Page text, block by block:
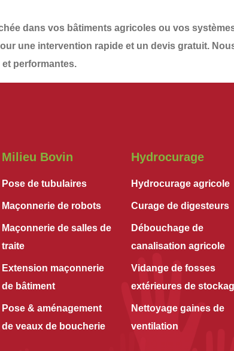
dans vos bâtiments agricoles ou vos
une intervention rapide et un devis gratuit.
performantes.
Milieu Bovin
Pose de tubulaires
Maçonnerie de robots
Maçonnerie de salles de
traite
Extension maçonnerie
de bâtiment
Pose & aménagement
de veaux de boucherie
Hydrocurage
Hydrocurage agricole
Curage de digesteurs
Débouchage de
canalisation agricole
Vidange de fosses
extérieures de
Nettoyage gaines de
ventilation